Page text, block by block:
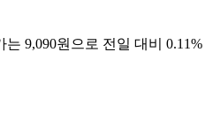
는 9,090원으로 전일 대비 0.11%